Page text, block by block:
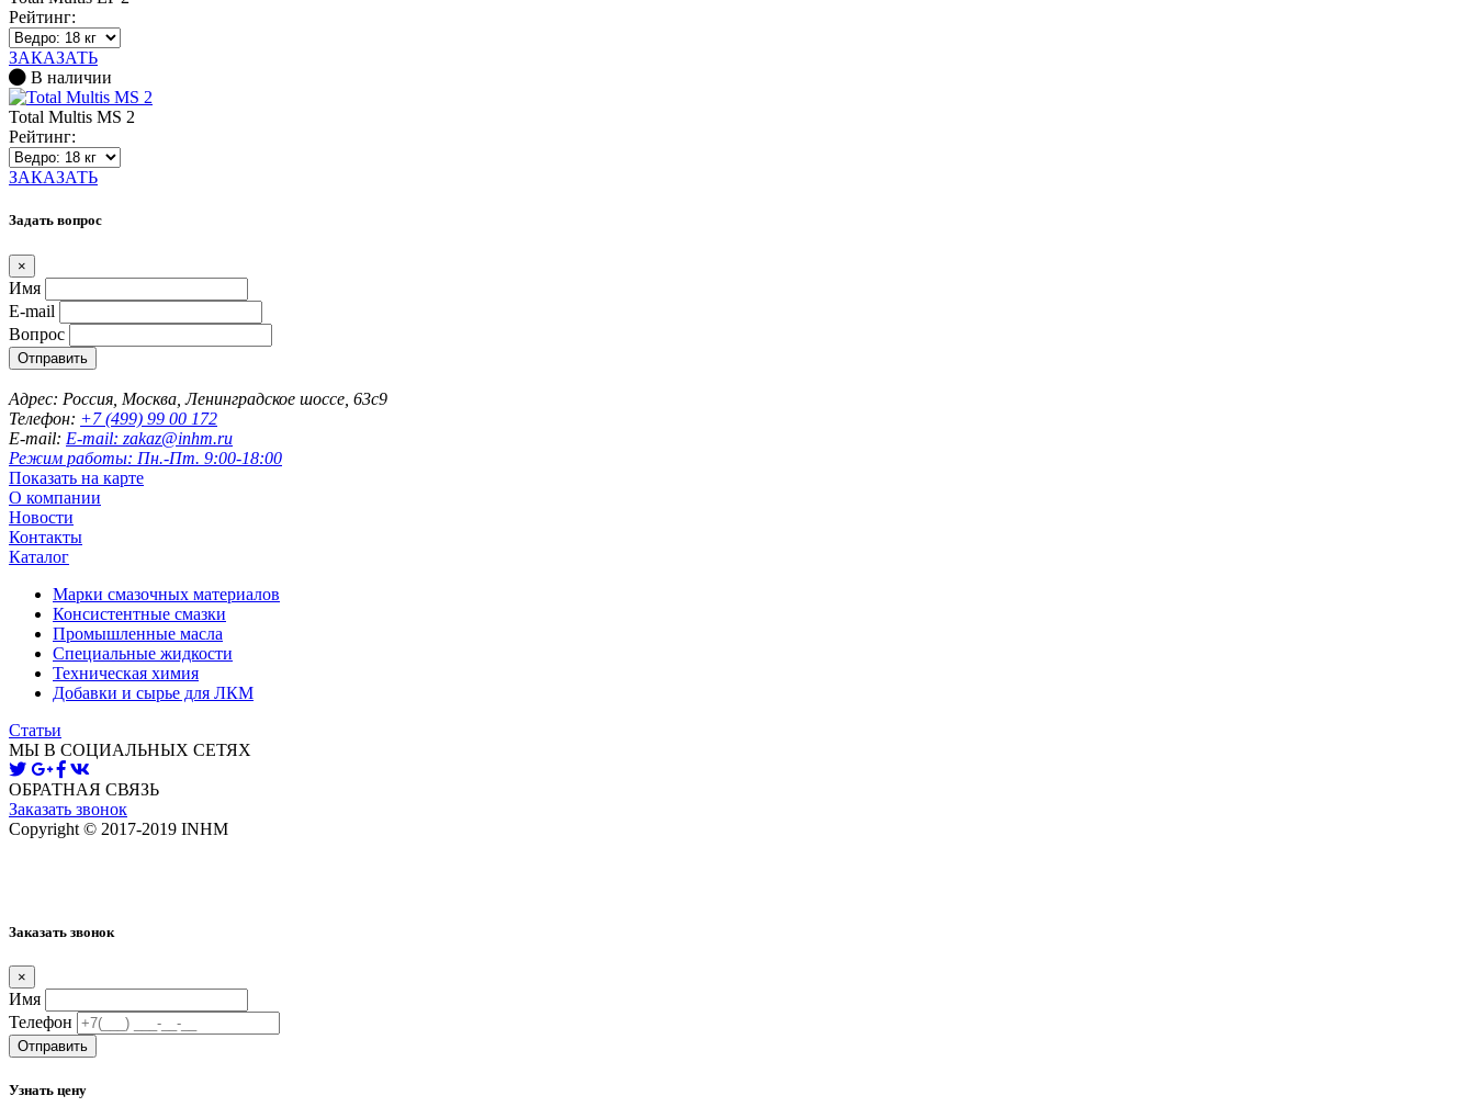
Рейтинг:
ЗАКАЗАТЬ
В наличии
Total Multis MS 2
Рейтинг:
ЗАКАЗАТЬ
Задать вопрос
×
Имя
E-mail
Вопрос
Отправить
Адрес: Россия, Москва, Ленинградское шоссе, 63с9
Телефон: +7 (499) 99 00 172
E-mail: E-mail: zakaz@inhm.ru
Режим работы: Пн.-Пт. 9:00-18:00
Показать на карте
О компании
Новости
Контакты
Каталог
Марки смазочных материалов
Консистентные смазки
Промышленные масла
Специальные жидкости
Техническая химия
Добавки и сырье для ЛКМ
Статьи
МЫ В СОЦИАЛЬНЫХ СЕТЯХ
ОБРАТНАЯ СВЯЗЬ
Заказать звонок
Copyright © 2017-2019 INHM
Заказать звонок
×
Имя
Телефон
Отправить
Узнать цену